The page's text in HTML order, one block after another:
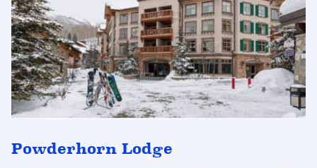
Powderhorn Lodge